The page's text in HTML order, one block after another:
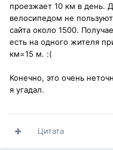
проезжает 10 км в день.
велосипедом не
сайта около 1500.
есть на одного жителя
км=15 м. :(
Конечно, это очень
я угадал.
Цитата